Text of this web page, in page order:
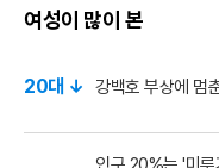
여성이 많이 본
20대 ↓ 강백호 부상에 멈